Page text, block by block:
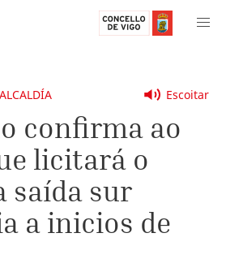
Escoitar
ALCALDÍA
confirma ao
licitará o
saída sur
a inicios de